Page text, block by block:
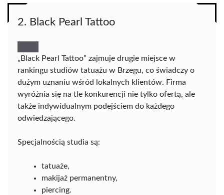
2. Black Pearl Tattoo
„Black Pearl Tattoo” zajmuje drugie miejsce w
rankingu studiów tatuażu w Brzegu, co świadczy o
dużym uznaniu wśród lokalnych klientów. Firma
wyróżnia się na tle konkurencji nie tylko ofertą, ale
także indywidualnym podejściem do każdego
odwiedzającego.
Specjalnością studia są:
tatuaże,
makijaż permanentny,
piercing.